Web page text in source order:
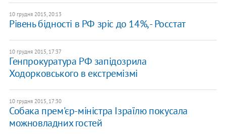
10 грудня 2015, 20:13
Рівень бідності в РФ зріс до 14%, - Росстат
10 грудня 2015, 17:37
Генпрокуратура РФ запідозрила
Ходорковського в екстремізмі
10 грудня 2015, 17:30
Собака прем'єр-міністра Ізраїлю покусала
можновладних гостей